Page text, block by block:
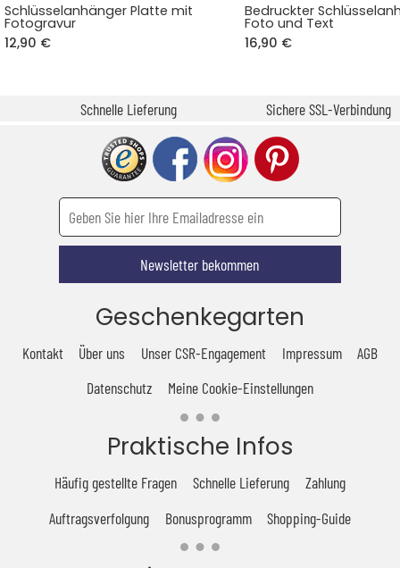
Schlüsselanhänger Platte mit
Fotogravur
12,90 €
Bedruckter
Foto und Text
16,90 €
Schnelle Lieferung Sichere SSL-Verbindung
Newsletter bekommen
Geschenkegarten
Kontakt Über uns Unser CSR-Engagement Impressum
AGB
Datenschutz
Meine Cookie-Einstellungen
Praktische Infos
Häufig gestellte Fragen Schnelle Lieferung
Zahlung
Auftragsverfolgung
Bonusprogramm Shopping-Guide